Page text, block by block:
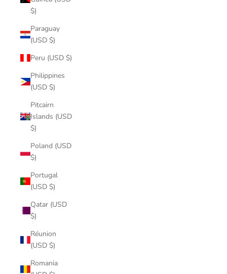
$)
Paraguay
(USD $)
Peru (USD $)
Philippines
(USD $)
Pitcairn
Islands (USD
$)
Poland (USD
$)
Portugal
(USD $)
Qatar (USD
$)
Réunion
(USD $)
Romania